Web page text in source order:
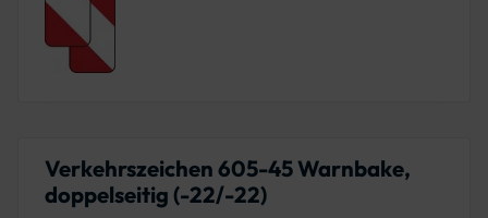
Verkehrszeichen 605-45 Warnbake,
doppelseitig (-22/-22)